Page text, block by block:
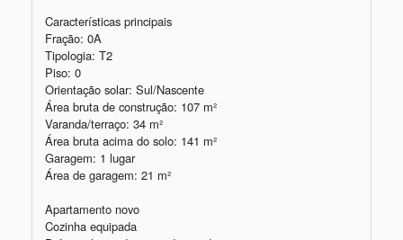
Características principais
Fração: 0A
Tipologia: T2
Piso: 0
Orientação solar: Sul/Nascente
Área bruta de construção: 107 m²
Varanda/terraço: 34 m²
Área bruta acima do solo: 141 m²
Garagem: 1 lugar
Área de garagem: 21 m²
Apartamento novo
Cozinha equipada